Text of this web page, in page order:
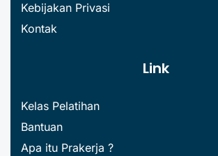
Kebijakan Privasi
Kontak
Link
Kelas Pelatihan
Bantuan
Apa itu Prakerja ?